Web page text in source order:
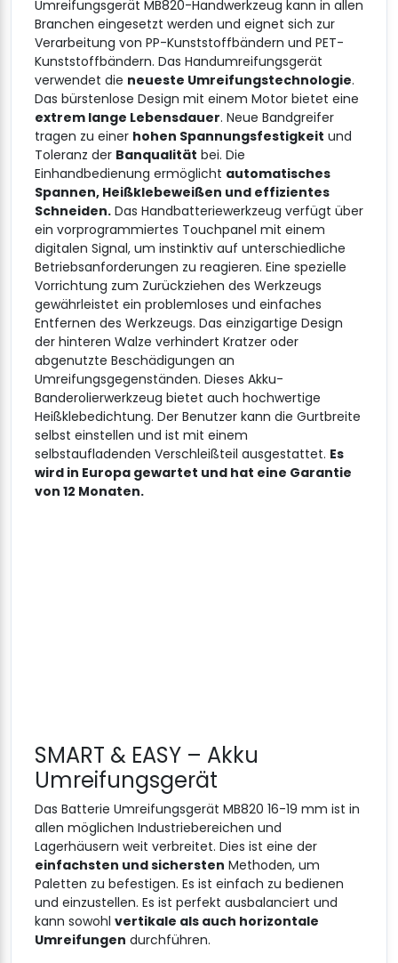
Umreifungsgerät MB820-Handwerkzeug kann in allen
Branchen eingesetzt werden und eignet sich zur
Verarbeitung von PP-Kunststoffbändern und PET-
Kunststoffbändern. Das Handumreifungsgerät
verwendet die neueste Umreifungstechnologie.
Das bürstenlose Design mit einem Motor bietet eine
extrem lange Lebensdauer. Neue Bandgreifer
tragen zu einer hohen Spannungsfestigkeit und
Toleranz der Banqualität bei. Die
Einhandbedienung ermöglicht automatisches
Spannen, Heißklebeweißen und effizientes
Schneiden. Das Handbatteriewerkzeug verfügt über
ein vorprogrammiertes Touchpanel mit einem
digitalen Signal, um instinktiv auf unterschiedliche
Betriebsanforderungen zu reagieren. Eine spezielle
Vorrichtung zum Zurückziehen des Werkzeugs
gewährleistet ein problemloses und einfaches
Entfernen des Werkzeugs. Das einzigartige Design
der hinteren Walze verhindert Kratzer oder
abgenutzte Beschädigungen an
Umreifungsgegenständen. Dieses Akku-
Banderolierwerkzeug bietet auch hochwertige
Heißklebedichtung. Der Benutzer kann die Gurtbreite
selbst einstellen und ist mit einem
selbstaufladenden Verschleißteil ausgestattet. Es
wird in Europa gewartet und hat eine Garantie
von 12 Monaten.
SMART & EASY – Akku
Umreifungsgerät
Das Batterie Umreifungsgerät MB820 16-19 mm ist in
allen möglichen Industriebereichen und
Lagerhäusern weit verbreitet. Dies ist eine der
einfachsten und sichersten Methoden, um
Paletten zu befestigen. Es ist einfach zu bedienen
und einzustellen. Es ist perfekt ausbalanciert und
kann sowohl vertikale als auch horizontale
Umreifungen durchführen.